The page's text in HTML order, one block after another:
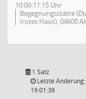
10:00-11:15 Uhr
Begegnungsstätte
(rotes Haus), 04600
1 Satz
Letzte
19:01:38